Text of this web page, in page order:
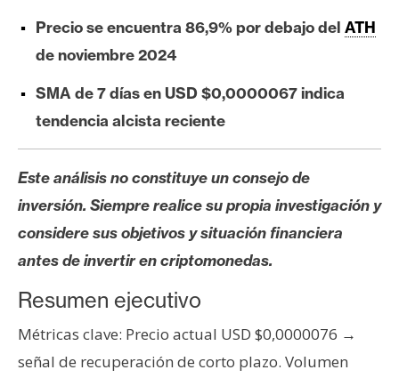
I
A
A
l
i
s
s
N
o
Precio se encuentra 86,9% por debajo del ATH
de noviembre 2024
SMA de 7 días en USD $0,0000067 indica
tendencia alcista reciente
Este análisis no constituye un consejo de
inversión. Siempre realice su propia investigación y
considere sus objetivos y situación financiera
antes de invertir en criptomonedas.
Resumen ejecutivo
Métricas clave: Precio actual USD $0,0000076 →
señal de recuperación de corto plazo. Volumen